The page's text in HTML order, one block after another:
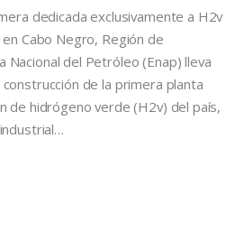
dedicada exclusivamente a H2v
Cabo Negro, Región de
Nacional del Petróleo (Enap) lleva
de la primera planta
de hidrógeno verde (H2v) del país,